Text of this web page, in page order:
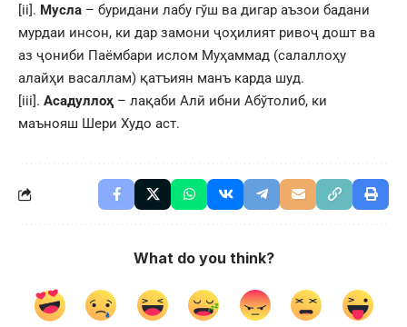
[ii]. Мусла – буридани лабу гўш ва дигар аъзои бадани
мурдаи инсон, ки дар замони ҷоҳилият ривоҷ дошт ва
аз ҷониби Паёмбари ислом Муҳаммад (салаллоҳу
алайҳи васаллам) қатъиян манъ карда шуд.
[iii]. Асадуллоҳ – лақаби Алӣ ибни Абўтолиб, ки
маънояш Шери Худо аст.
What do you think?